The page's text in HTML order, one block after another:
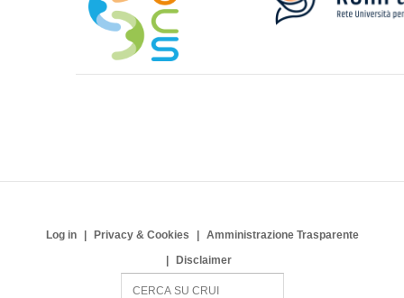
Log in Privacy & Cookies
Amministrazione Trasparente
Disclaimer